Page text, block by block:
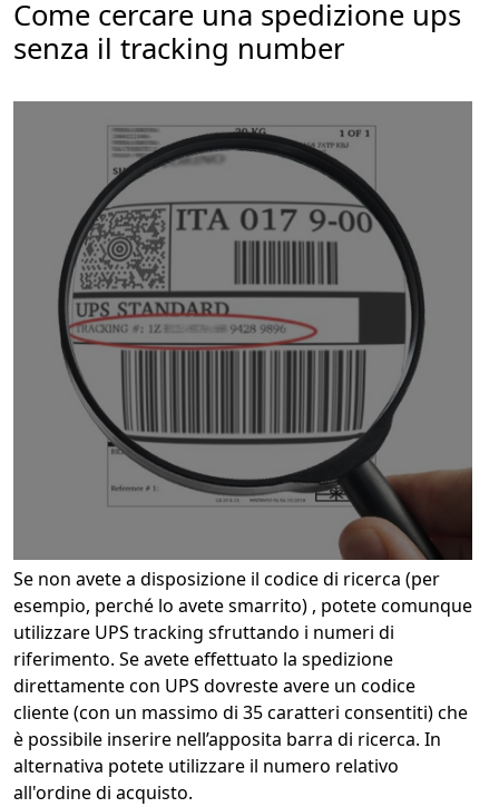
Come cercare una spedizione ups
senza il tracking number
Se non avete a disposizione il codice di ricerca (per
esempio, perché lo avete smarrito) , potete comunque
utilizzare UPS tracking sfruttando i numeri di
riferimento. Se avete effettuato la spedizione
direttamente con UPS dovreste avere un codice
cliente (con un massimo di 35 caratteri consentiti) che
è possibile inserire nell’apposita barra di ricerca. In
alternativa potete utilizzare il numero relativo
all'ordine di acquisto.